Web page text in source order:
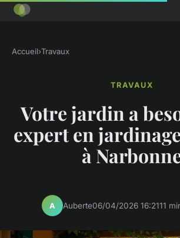
Accueil›Travaux
TRAVAUX
Votre jardin a
expert en
à
A Auberte06/04/2026 16:2111